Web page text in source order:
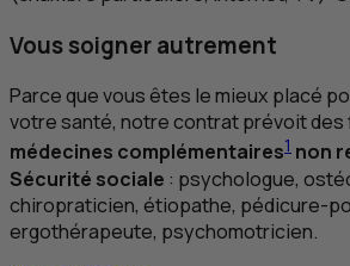
Vous soigner autrement
Parce que vous êtes le mieux placé
votre santé, notre contrat prévoit
médecines complémentaires1 non
Sécurité sociale : psychologue,
chiropraticien, étiopathe, pédicure-
ergothérapeute, psychomotricien.